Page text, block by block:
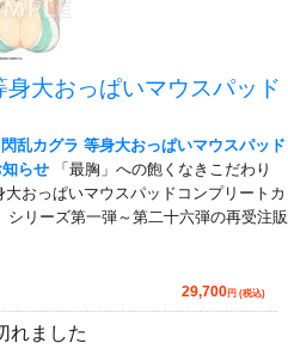
身大おっぱいマウスパッド
乱カグラ 等身大おっぱいマウスパッド
知らせ 「最胸」への飽くなきこだわり
おっぱいマウスパッドコンプリートカ
リーズ第一弾～第二十六弾の再受注販
29,700円 (税込)
れました